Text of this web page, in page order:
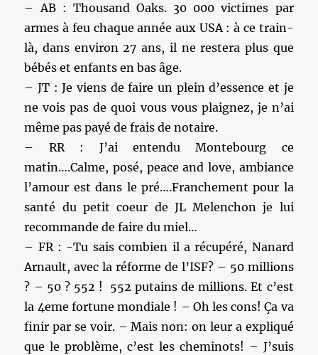
– AB : Thousand Oaks. 30 000 victimes par
armes à feu chaque année aux USA : à ce train-
là, dans environ 27 ans, il ne restera plus que
bébés et enfants en bas âge.
– JT : Je viens de faire un plein d’essence et je
ne vois pas de quoi vous vous plaignez, je n’ai
même pas payé de frais de notaire.
– RR : J’ai entendu Montebourg ce
matin….Calme, posé, peace and love, ambiance
l’amour est dans le pré….Franchement pour la
santé du petit coeur de JL Melenchon je lui
recommande de faire du miel…
– FR : -Tu sais combien il a récupéré, Nanard
Arnault, avec la réforme de l’ISF? – 50 millions
? – 50 ? 552 ! 552 putains de millions. Et c’est
la 4eme fortune mondiale ! – Oh les cons! Ça va
finir par se voir. – Mais non: on leur a expliqué
que le problème, c’est les cheminots! – J’suis